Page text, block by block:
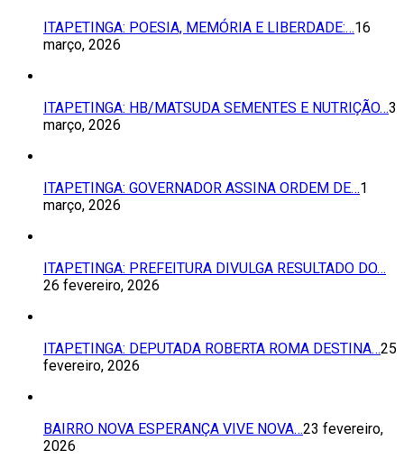
ITAPETINGA: POESIA, MEMÓRIA E LIBERDADE:…16
março, 2026
ITAPETINGA: HB/MATSUDA SEMENTES E NUTRIÇÃO…3
março, 2026
ITAPETINGA: GOVERNADOR ASSINA ORDEM DE…1
março, 2026
ITAPETINGA: PREFEITURA DIVULGA RESULTADO DO…
26 fevereiro, 2026
ITAPETINGA: DEPUTADA ROBERTA ROMA DESTINA…25
fevereiro, 2026
BAIRRO NOVA ESPERANÇA VIVE NOVA…23 fevereiro,
2026